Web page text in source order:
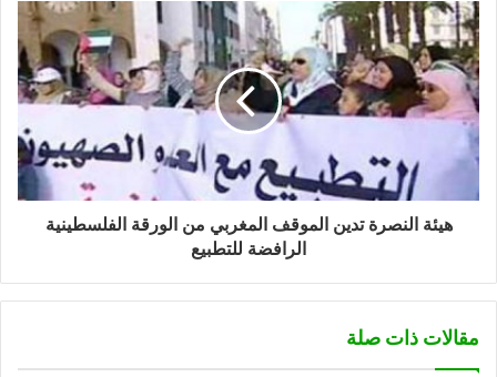
هيئة النصرة تدين الموقف المغربي من الورقة الفلسطينية
الرافضة للتطبيع
مقالات ذات صلة